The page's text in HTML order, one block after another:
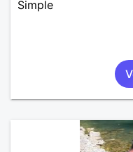
Simple